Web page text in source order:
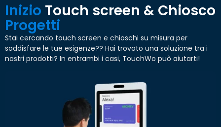
Inizio Touch screen & Chiosco
Progetti
Stai cercando touch screen e chioschi su misura per
soddisfare le tue esigenze?? Hai trovato una soluzione tra i
nostri prodotti? In entrambi i casi, TouchWo può aiutarti!